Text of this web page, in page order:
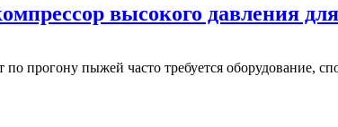
высокого давления
прогону пыжей часто требуется оборудование,